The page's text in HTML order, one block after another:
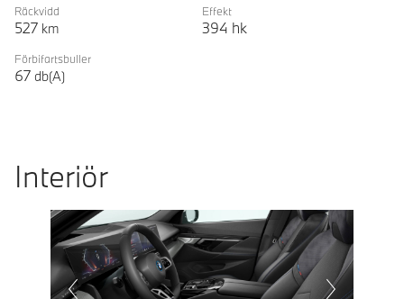
Räckvidd
527 km
Effekt
394 hk
Förbifartsbuller
67 db(A)
Interiör
Prevoius